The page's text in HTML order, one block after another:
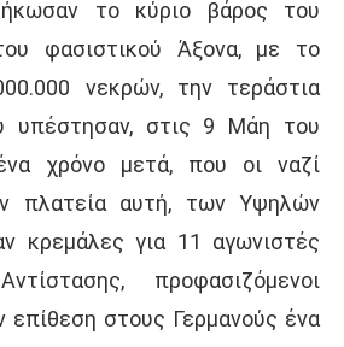
το κύριο βάρος του
φασιστικού Άξονα, με το
νεκρών, την τεράστια
υπέστησαν, στις 9 Μάη του
χρόνο μετά, που οι ναζί
πλατεία αυτή, των Υψηλών
κρεμάλες για 11 αγωνιστές
προφασιζόμενοι
επίθεση στους Γερμανούς ένα